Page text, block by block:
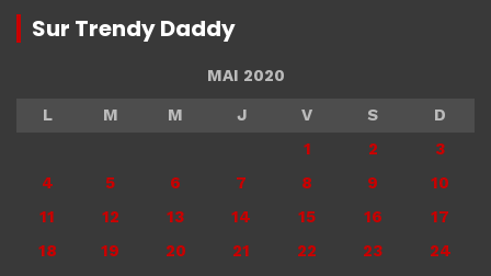
Sur Trendy Daddy
MAI 2020
L
M M J V S
D
1
2
3
4
5 6 7 8 9
10
11
12 13 14 15 16
17
18
19 20 21 22 23
24